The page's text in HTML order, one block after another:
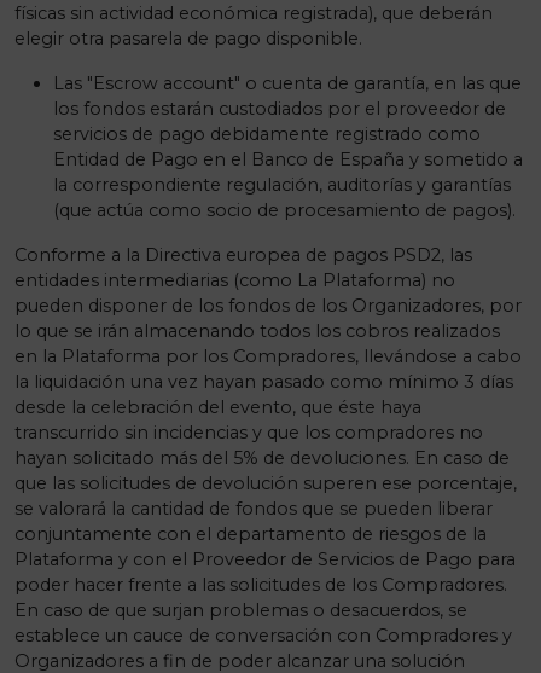
físicas sin actividad económica registrada), que deberán
elegir otra pasarela de pago disponible.
Las "Escrow account" o cuenta de garantía, en las que
los fondos estarán custodiados por el proveedor de
servicios de pago debidamente registrado como
Entidad de Pago en el Banco de España y sometido a
la correspondiente regulación, auditorías y garantías
(que actúa como socio de procesamiento de pagos).
Conforme a la Directiva europea de pagos PSD2, las
entidades intermediarias (como La Plataforma) no
pueden disponer de los fondos de los Organizadores, por
lo que se irán almacenando todos los cobros realizados
en la Plataforma por los Compradores, llevándose a cabo
la liquidación una vez hayan pasado como mínimo 3 días
desde la celebración del evento, que éste haya
transcurrido sin incidencias y que los compradores no
hayan solicitado más del 5% de devoluciones. En caso de
que las solicitudes de devolución superen ese porcentaje,
se valorará la cantidad de fondos que se pueden liberar
conjuntamente con el departamento de riesgos de la
Plataforma y con el Proveedor de Servicios de Pago para
poder hacer frente a las solicitudes de los Compradores.
En caso de que surjan problemas o desacuerdos, se
establece un cauce de conversación con Compradores y
Organizadores a fin de poder alcanzar una solución